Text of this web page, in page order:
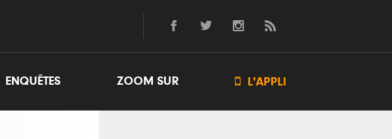
ENQUÊTES ZOOM SUR  L'APPLI